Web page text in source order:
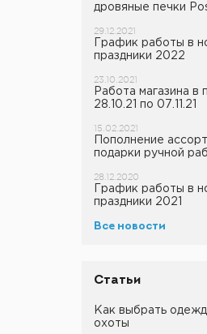
дровяные печки
29.12.2021
График работы в
праздники 2022
23.10.2021
Работа магазина в
28.10.21 по 07.11.21
15.02.2021
Пополнение
подарки ручной
28.12.2020
График работы в
праздники 2021
Все новости
Статьи
Как выбрать
охоты